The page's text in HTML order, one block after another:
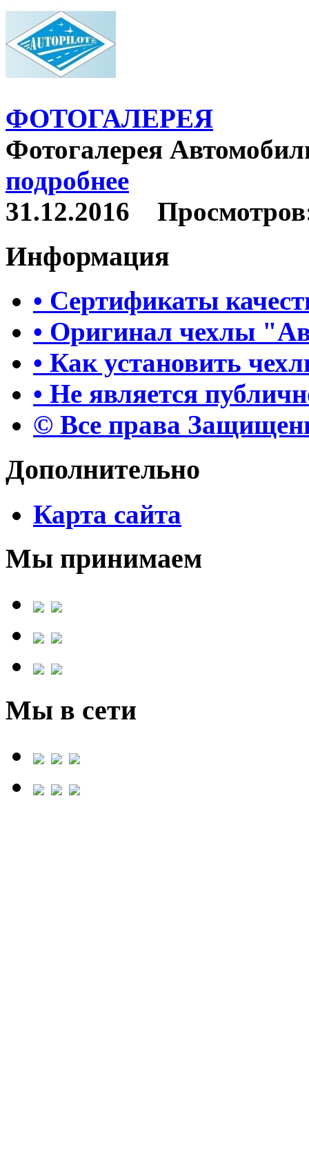
ФОТОГАЛЕРЕЯ
Фотогалерея
подробнее
31.12.2016
Информация
• Сертификаты
• Оригинал чехлы
• Как установить
• Не является
© Все права
Дополнительно
Карта сайта
Мы принимаем
Мы в сети